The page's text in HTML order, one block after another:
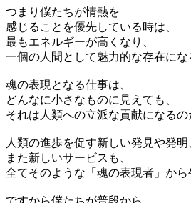
つまり僕たちが情熱を
感じることを優先している時は、
最もエネルギーが高くなり、
一個の人間として魅力的な存在にな
魂の表現となる仕事は、
どんなに小さなものに見えても、
それは人類への立派な貢献になるの
人類の進歩を促す新しい発見や発明
また新しいサービスも、
全てそのような「魂の表現者」から
ですから僕たちが普段から、